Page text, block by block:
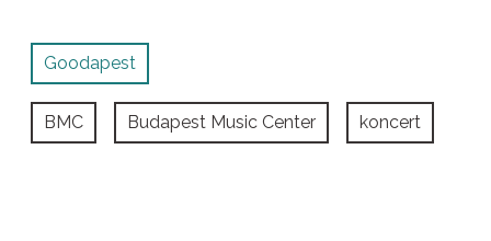
Goodapest
BMC Budapest Music Center koncert